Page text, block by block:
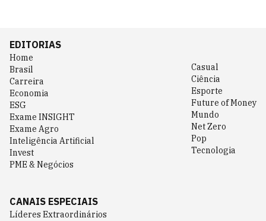
EDITORIAS
Home
Brasil
Carreira
Economia
ESG
Exame INSIGHT
Exame Agro
Inteligência Artificial
Invest
PME & Negócios
Casual
Ciência
Esporte
Future of Money
Mundo
Net Zero
Pop
Tecnologia
CANAIS ESPECIAIS
Líderes Extraordinários